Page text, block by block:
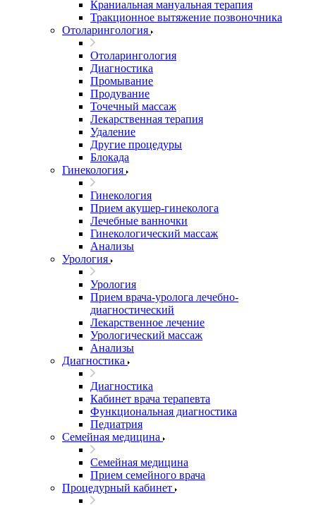
Краниальная мануальная терапия
Тракционное вытяжение позвоночника
Отоларингология
Отоларингология
Диагностика
Промывание
Продувание
Точечный массаж
Лекарственная терапия
Удаление
Другие процедуры
Блокада
Гинекология
Гинекология
Прием акушер-гинеколога
Лечебные ванночки
Гинекологический массаж
Анализы
Урология
Урология
Прием врача-уролога лечебно-
диагностический
Лекарственное лечение
Урологический массаж
Анализы
Диагностика
Диагностика
Кабинет врача терапевта
Функциональная диагностика
Педиатрия
Семейная медицина
Семейная медицина
Прием семейного врача
Процедурный кабинет